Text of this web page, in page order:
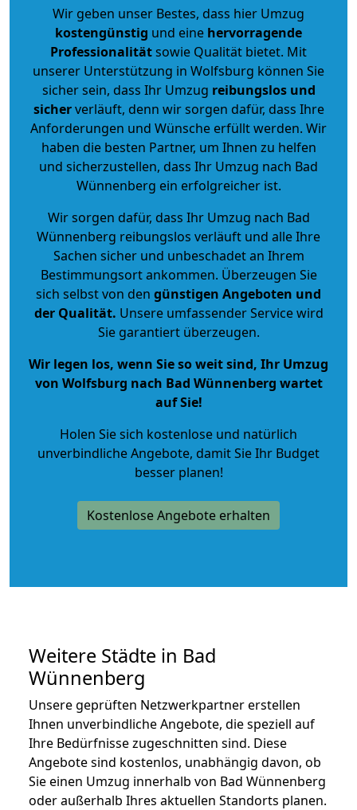
Wir geben unser Bestes, dass hier Umzug
kostengünstig und eine hervorragende
Professionalitätsowie Qualität bietet. Mit
unserer Unterstützung in Wolfsburg können Sie
sicher sein, dass Ihr Umzug reibungslos und
sicherverläuft, denn wir sorgen dafür, dass Ihre
Anforderungen und Wünsche erfüllt werden. Wir
haben die besten Partner, um Ihnen zu helfen
und sicherzustellen, dass Ihr Umzug nach Bad
Wünnenberg ein erfolgreicher ist.
Wir sorgen dafür, dass Ihr Umzug nach Bad
Wünnenberg reibungslos verläuft und alle Ihre
Sachen sicher und unbeschadet an Ihrem
Bestimmungsort ankommen. Überzeugen Sie
sich selbst von den günstigen Angeboten und
der Qualität. Unsere umfassender Service wird
Sie garantiert überzeugen.
Wir legen los, wenn Sie so weit sind, Ihr Umzug
von Wolfsburg nach Bad Wünnenberg wartet
auf Sie!
Holen Sie sich kostenlose und natürlich
unverbindliche Angebote, damit Sie Ihr Budget
besser planen!
Kostenlose Angebote erhalten
Weitere Städte in Bad
Wünnenberg
Unsere geprüften Netzwerkpartner erstellen
Ihnen unverbindliche Angebote, die speziell auf
Ihre Bedürfnisse zugeschnitten sind. Diese
Angebote sind kostenlos, unabhängig davon, ob
Sie einen Umzug innerhalb von Bad Wünnenberg
oder außerhalb Ihres aktuellen Standorts planen.